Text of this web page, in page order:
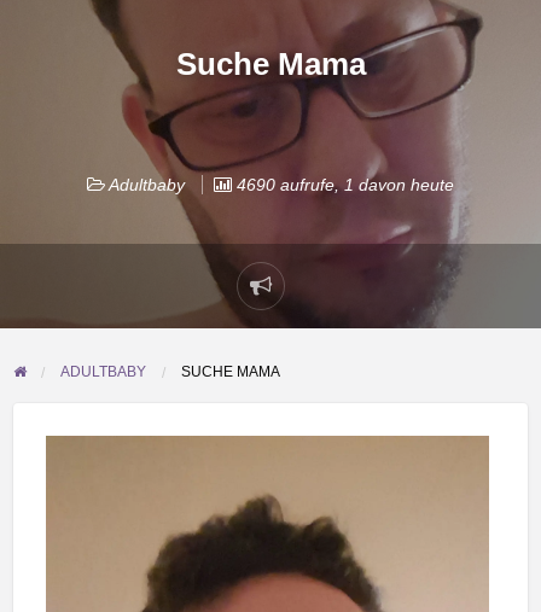
Suche Mama
Adultbaby 4690 aufrufe, 1 davon heute
Problem
melden
ADULTBABY SUCHE MAMA